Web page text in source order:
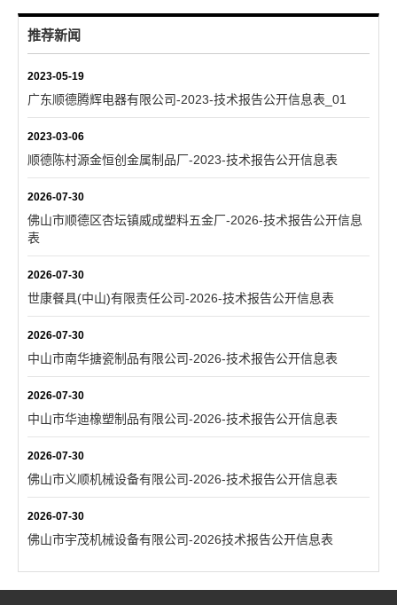
推荐新闻
2023-05-19
广东顺德腾辉电器有限公司-2023-技术报告公开信息表_01
2023-03-06
顺德陈村源金恒创金属制品厂-2023-技术报告公开信息表
2026-07-30
佛山市顺德区杏坛镇威成塑料五金厂-2026-技术报告公开信息
表
2026-07-30
世康餐具(中山)有限责任公司-2026-技术报告公开信息表
2026-07-30
中山市南华搪瓷制品有限公司-2026-技术报告公开信息表
2026-07-30
中山市华迪橡塑制品有限公司-2026-技术报告公开信息表
2026-07-30
佛山市义顺机械设备有限公司-2026-技术报告公开信息表
2026-07-30
佛山市宇茂机械设备有限公司-2026技术报告公开信息表